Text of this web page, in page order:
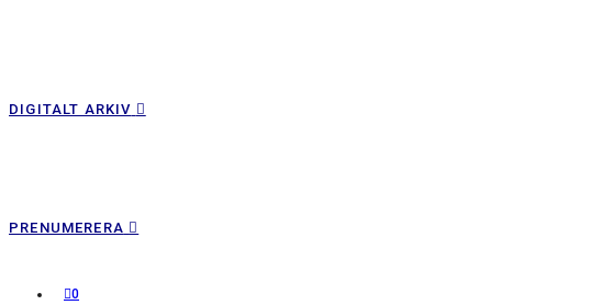
DIGITALT ARKIV
PRENUMERERA
0